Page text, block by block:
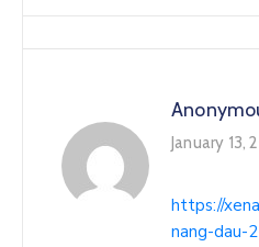
January 13,
https://
nang-dau-